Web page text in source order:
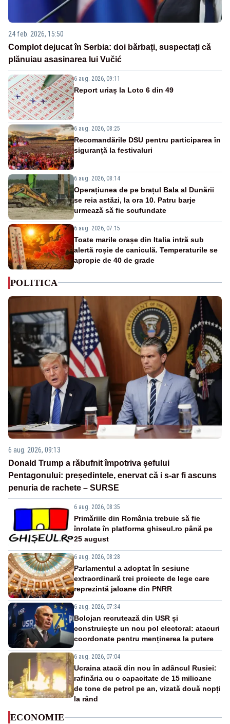
24 feb. 2026, 15:50
Complot dejucat în Serbia: doi bărbați, suspectați că
plănuiau asasinarea lui Vučić
6 aug. 2026, 09:11
Report uriaș la Loto 6 din 49
6 aug. 2026, 08:25
Recomandările DSU pentru participarea în
siguranță la festivaluri
6 aug. 2026, 08:14
Operațiunea de pe brațul Bala al Dunării
se reia astăzi, la ora 10. Patru barje
urmează să fie scufundate
6 aug. 2026, 07:15
Toate marile orașe din Italia intră sub
alertă roșie de caniculă. Temperaturile se
apropie de 40 de grade
POLITICA
6 aug. 2026, 09:13
Donald Trump a răbufnit împotriva șefului
Pentagonului: președintele, enervat că i s-ar fi ascuns
penuria de rachete – SURSE
6 aug. 2026, 08:35
Primăriile din România trebuie să fie
înrolate în platforma ghiseul.ro până pe
25 august
6 aug. 2026, 08:28
Parlamentul a adoptat în sesiune
extraordinară trei proiecte de lege care
reprezintă jaloane din PNRR
6 aug. 2026, 07:34
Bolojan recrutează din USR și
construiește un nou pol electoral: atacuri
coordonate pentru menținerea la putere
6 aug. 2026, 07:04
Ucraina atacă din nou în adâncul Rusiei:
rafinăria cu o capacitate de 15 milioane
de tone de petrol pe an, vizată două nopți
la rând
ECONOMIE